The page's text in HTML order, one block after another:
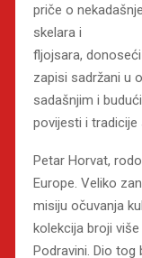
priče o
skelara i
fljojsara,
zapisi sadržani u
sadašnjim i
povijesti i tradicije
Petar Horvat,
Europe. Veliko
misiju očuvanja
kolekcija broji
Podravini. Dio